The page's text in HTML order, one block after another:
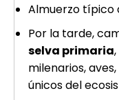
Almuerzo típico
Por la tarde,
selva primaria
milenarios,
únicos del